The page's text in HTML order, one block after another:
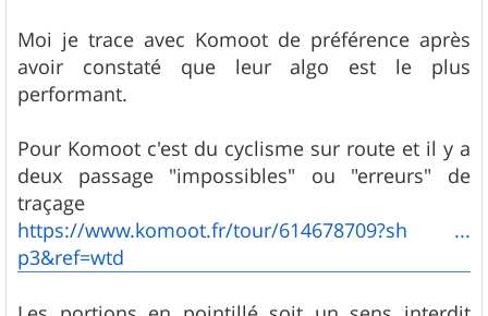
Moi je trace avec Komoot de préférence après
avoir constaté que leur algo est le plus
performant.
Pour Komoot c'est du cyclisme sur route et il y a
deux passage "impossibles" ou "erreurs" de
traçage
https://www.komoot.fr/tour/614678709?sh ...
p3&ref=wtd